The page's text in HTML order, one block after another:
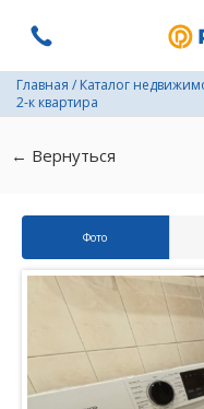
Главная / Каталог
2-к квартира
← Вернуться
Фото